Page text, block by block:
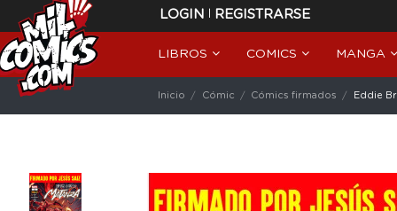
LOGIN | REGISTRARSE
LIBROS COMICS MANGA
Inicio Cómic Cómics firmados Eddie